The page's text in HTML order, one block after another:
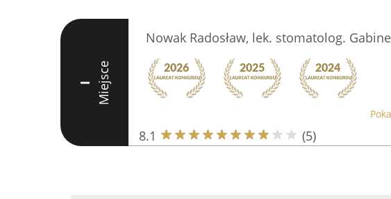
I Miejsce
Nowak Radosław, lek. stomatolog.
8.1 (5)